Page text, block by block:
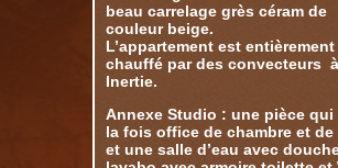
beau carrelage grès céram de
couleur beige.
L’appartement est entièrement
chauffé par des convecteurs à
Inertie.
Annexe Studio : une pièce qui
la fois office de chambre et de
et une salle d’eau avec